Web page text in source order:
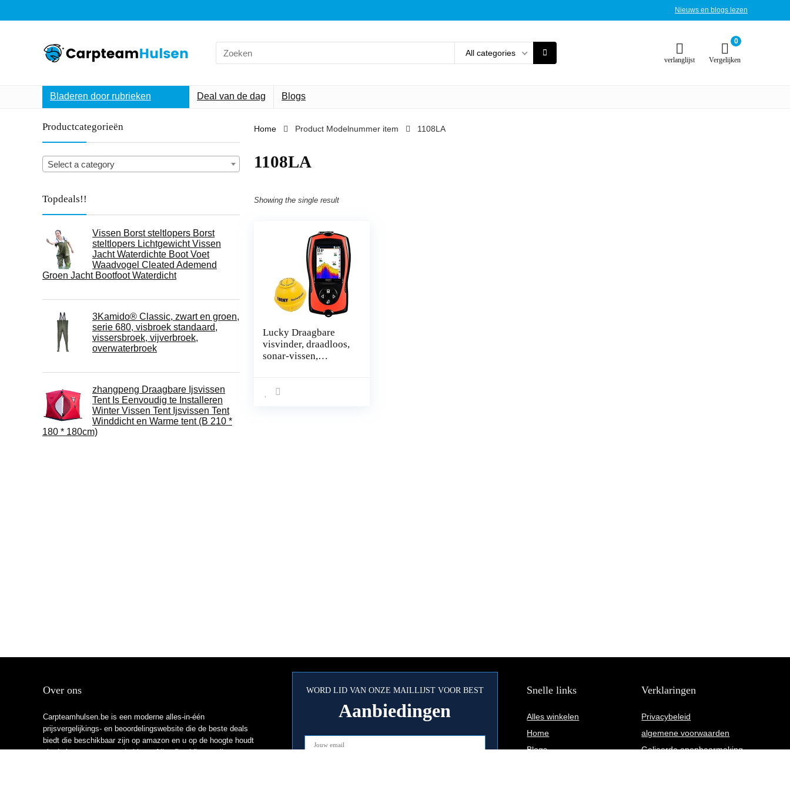
Nieuws en blogs lezen
Search
for:
All categories
verlanglijst
0
Vergelijken
Bladeren door rubrieken Deal van de dag Blogs
Productcategorieën
Select a category
Topdeals!!
Vissen Borst steltlopers Borst
steltlopers Lichtgewicht Vissen
Jacht Waterdichte Boot Voet
Waadvogel Cleated Ademend
Groen Jacht Bootfoot Waterdicht
3Kamido® Classic, zwart en groen,
serie 680, visbroek standaard,
vissersbroek, vijverbroek,
overwaterbroek
zhangpeng Draagbare Ijsvissen
Tent Is Eenvoudig te Installeren
Winter Vissen Tent Ijsvissen Tent
Winddicht en Warme tent (B 210 *
180 * 180cm)
Home Product Modelnummer item ‎1108LA
‎1108LA
Showing the single result
Lucky Draagbare
visvinder, draadloos,
sonar-vissen,
ijsvissen, zeevissen
Over ons
Carpteamhulsen.be is een moderne alles-in-één
prijsvergelijkings- en beoordelingswebsite die de beste deals
biedt die beschikbaar zijn op amazon en u op de hoogte houdt
via de laatst toegevoegde blogs. Alle afbeeldingen zijn
WORD LID VAN ONZE MAILLIJST VOOR BEST
Aanbiedingen
Snelle links
Alles winkelen
Home
Blogs
Verklaringen
Privacybeleid
algemene voorwaarden
Gelieerde openbaarmaking